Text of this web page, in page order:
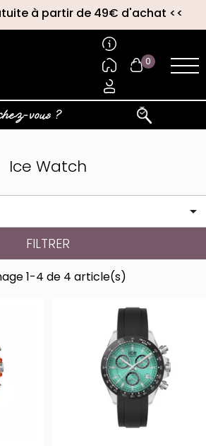
à partir de 49€ d'achat <<
0
Ice Watch

FILTRER
1-4 de 4 article(s)